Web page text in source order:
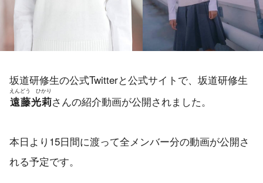
坂道研修生の公式Twitterと公式サイトで、坂道研修生
遠藤光莉
えんどう ひかり
さんの紹介動画が公開されました。
本日より15日間に渡って全メンバー分の動画が公開さ
れる予定です。